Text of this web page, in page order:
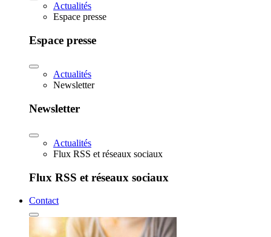
Actualités
Espace presse
Espace presse
Actualités
Newsletter
Newsletter
Actualités
Flux RSS et réseaux sociaux
Flux RSS et réseaux sociaux
Contact